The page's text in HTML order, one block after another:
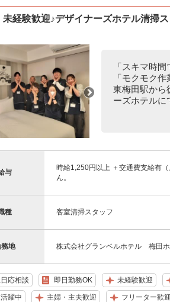
未経験歓迎♪デザイナーズホテル清掃
「スキマ時
「モクモク
東梅田駅から
ーズホテルに
与
時給1,250円以上 ＋交通費支給有
ん。
種 客室清掃スタッフ
地 株式会社グランベルホテル 梅田
応相談 即日勤務OK 未経験歓迎
躍中 主婦・主夫歓迎 フリーター歓迎